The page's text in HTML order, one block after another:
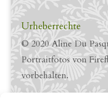
Urheberrechte
© 2020 Aline Du
Portraitfotos von
vorbehalten.